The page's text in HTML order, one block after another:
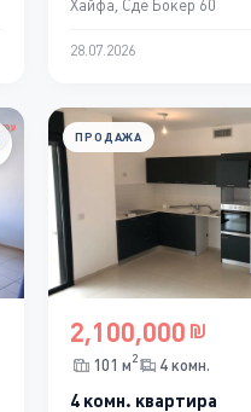
Хайфа, Сде Бокер 60
28.07.2026
ПРОДАЖА
2,100,000
101 м2 4 комн.
4 комн. квартира